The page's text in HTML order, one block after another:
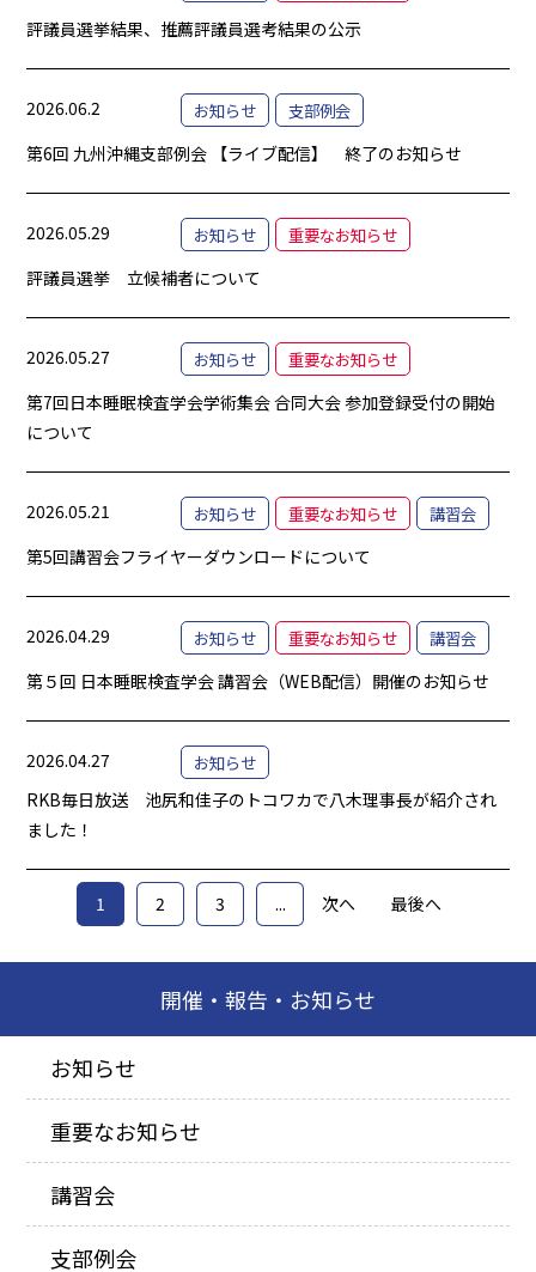
評議員選挙結果、推薦評議員選考結果の公示
2026.06.2 お知らせ
支部例会
第6回 九州沖縄支部例会 【ライブ配信】 終了のお知らせ
2026.05.29 お知らせ
重要なお知らせ
評議員選挙 立候補者について
2026.05.27 お知らせ
重要なお知らせ
第7回日本睡眠検査学会学術集会 合同大会 参加登録受付の開始
について
2026.05.21 お知らせ 重要なお知らせ
講習会
第5回講習会フライヤーダウンロードについて
2026.04.29 お知らせ 重要なお知らせ
講習会
第５回 日本睡眠検査学会 講習会（WEB配信）開催のお知らせ
2026.04.27
お知らせ
RKB毎日放送 池尻和佳子のトコワカで八木理事長が紹介され
ました！
1 2 3 ... 次へ 最後へ
開催・報告・お知らせ
お知らせ
重要なお知らせ
講習会
支部例会